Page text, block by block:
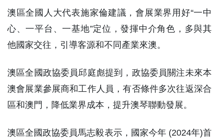
澳區全國人大代表施家倫建議，會展業界用好“一中
心、一平台、一基地”定位，發揮中介角色，多與其
他國家交往，引導客源和不同產業來澳。
澳區全國政協委員邱庭彪提到，政協委員關注未來本
澳會展業參展商和工作人員，有否條件多次往返深合
區和澳門，降低業界成本，提升澳琴聯動發展。
澳區全國政協委員馬志毅表示，國家今年 (2024年)首